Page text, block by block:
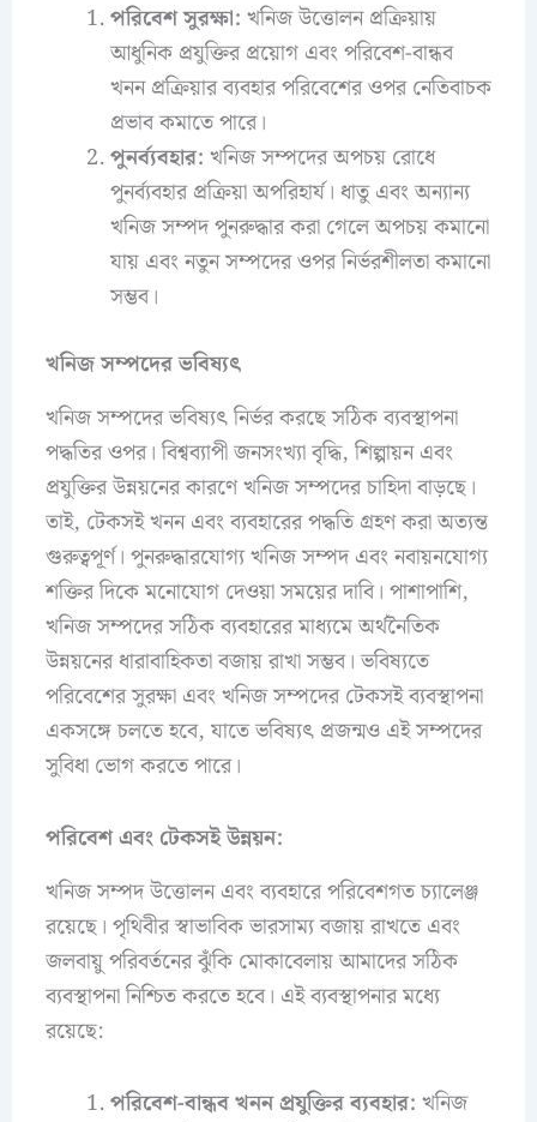
পরিবেশ সুরক্ষা: খনিজ উত্তোলন প্রক্রিয়ায়
আধুনিক প্রযুক্তির প্রয়োগ এবং পরিবেশ-বান্ধব
খনন প্রক্রিয়ার ব্যবহার পরিবেশের ওপর নেতিবাচক
প্রভাব কমাতে পারে।
পুনর্ব্যবহার: খনিজ সম্পদের অপচয় রোধে
পুনর্ব্যবহার প্রক্রিয়া অপরিহার্য। ধাতু এবং অন্যান্য
খনিজ সম্পদ পুনরুদ্ধার করা গেলে অপচয় কমানো
যায় এবং নতুন সম্পদের ওপর নির্ভরশীলতা কমানো
সম্ভব।
খনিজ সম্পদের ভবিষ্যৎ
খনিজ সম্পদের ভবিষ্যৎ নির্ভর করছে সঠিক ব্যবস্থাপনা
পদ্ধতির ওপর। বিশ্বব্যাপী জনসংখ্যা বৃদ্ধি, শিল্পায়ন এবং
প্রযুক্তির উন্নয়নের কারণে খনিজ সম্পদের চাহিদা বাড়ছে।
তাই, টেকসই খনন এবং ব্যবহারের পদ্ধতি গ্রহণ করা অত্যন্ত
গুরুত্বপূর্ণ। পুনরুদ্ধারযোগ্য খনিজ সম্পদ এবং নবায়নযোগ্য
শক্তির দিকে মনোযোগ দেওয়া সময়ের দাবি। পাশাপাশি,
খনিজ সম্পদের সঠিক ব্যবহারের মাধ্যমে অর্থনৈতিক
উন্নয়নের ধারাবাহিকতা বজায় রাখা সম্ভব। ভবিষ্যতে
পরিবেশের সুরক্ষা এবং খনিজ সম্পদের টেকসই ব্যবস্থাপনা
একসঙ্গে চলতে হবে, যাতে ভবিষ্যৎ প্রজন্মও এই সম্পদের
সুবিধা ভোগ করতে পারে।
পরিবেশ এবং টেকসই উন্নয়ন:
খনিজ সম্পদ উত্তোলন এবং ব্যবহারে পরিবেশগত চ্যালেঞ্জ
রয়েছে। পৃথিবীর স্বাভাবিক ভারসাম্য বজায় রাখতে এবং
জলবায়ু পরিবর্তনের ঝুঁকি মোকাবেলায় আমাদের সঠিক
ব্যবস্থাপনা নিশ্চিত করতে হবে। এই ব্যবস্থাপনার মধ্যে
রয়েছে:
পরিবেশ-বান্ধব খনন প্রযুক্তির ব্যবহার: খনিজ